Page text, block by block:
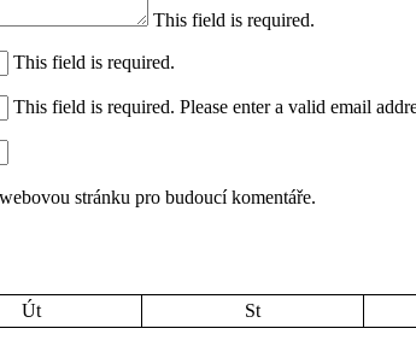
This field is required.
This field is required.
This field is required. Please enter a valid email
stránku pro budoucí komentáře.
Út St